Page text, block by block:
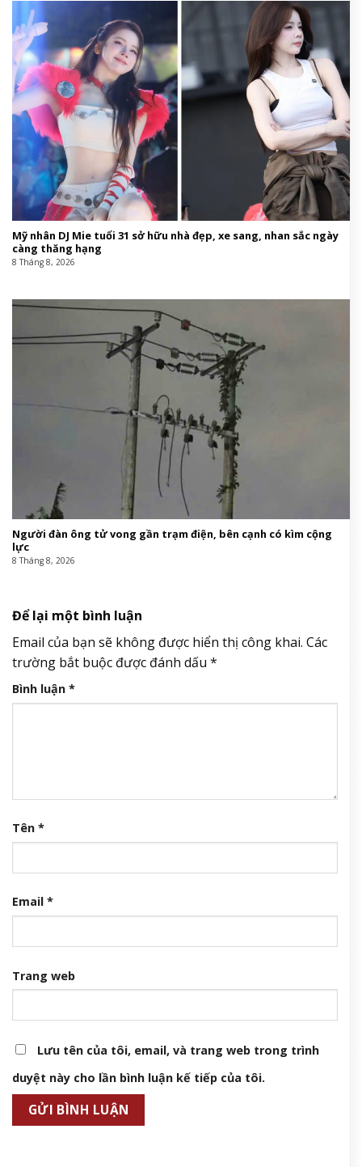
Tử vi tuần mới (từ 10 đến 16/8/2026), 3 con giáp mưa thuận gió
hòa, tiền về như nước, bạc vàng dư dả
8 Tháng 8, 2026
Người duy nhất át vía được nhan sắc Mai Phương Thúy: Đẹp đến
nỗi kim cương cũng không sánh bằng
8 Tháng 8, 2026
Mỹ nhân DJ Mie tuổi 31 sở hữu nhà đẹp, xe sang, nhan sắc ngày
Người đàn ông tử vong gần trạm điện, bên cạnh có kìm cộng